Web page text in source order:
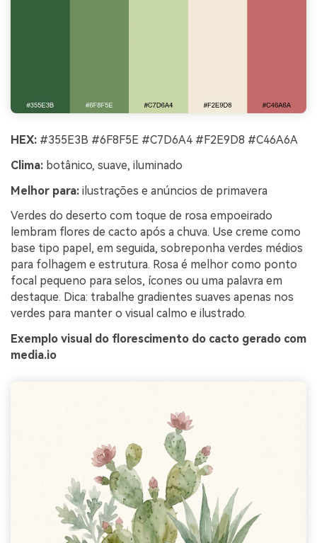
HEX: #355E3B #6F8F5E #C7D6A4 #F2E9D8 #C46A6A
Clima: botânico, suave, iluminado
Melhor para: ilustrações e anúncios de primavera
Verdes do deserto com toque de rosa empoeirado
lembram flores de cacto após a chuva. Use creme como
base tipo papel, em seguida, sobreponha verdes médios
para folhagem e estrutura. Rosa é melhor como ponto
focal pequeno para selos, ícones ou uma palavra em
destaque. Dica: trabalhe gradientes suaves apenas nos
verdes para manter o visual calmo e ilustrado.
Exemplo visual do florescimento do cacto gerado com
media.io